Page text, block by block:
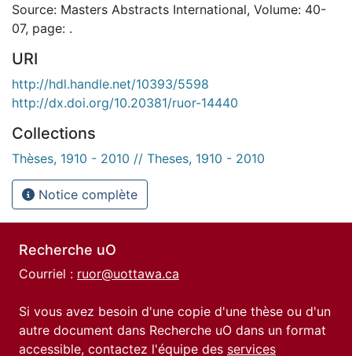
Source: Masters Abstracts International, Volume: 40-
07, page: .
URI
http://hdl.handle.net/10393/5598
http://dx.doi.org/10.20381/ruor-14440
Collections
Thèses, 1910 - 2010 // Theses, 1910 - 2010
Notice complète
Recherche uO
Courriel : ruor@uottawa.ca
Si vous avez besoin d'une copie d'une thèse ou d'un
autre document dans Recherche uO dans un format
accessible, contactez l'équipe des services